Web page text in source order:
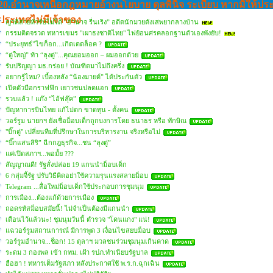
อํานาจเหนือกฎหมายอ้างนโยบาย ดุลพินิจ ระเบียบ หากมิให้ป
ระเทศไม่มีเจ้าของ
ญาติส่ายหัวรับไม่ได้ “อำนาจ รื่นเริง” อดีตนักมวยดังเสพยากลางบ้าน
กรรมติดจรวด ทหารเขมร "เผาธงชาติไทย" ไฟย้อนศรคลอกฐานตัวเองพังยับ!
“ประยุทธ์”ไขก็อก...เกิดเดดล็อค ?
“ตู่ใหญ่” ท้า “ลุงตู่”...คุณยอมออก – ผมออกด้วย
รับปริญญา มธ.กร่อย ! บัณฑิตมาไม่ถึงครึ่ง
อยากรู้ไหม? เบื้องหลัง “น้องมายด์” ได้ประกันตัว
เปิดตัวมือกราฟฟิก เยาวชนปลดแอก
รวบแล้ว ! แก๊ง “ไอ้ฟลุ๊ค”
ปัญหาการบินไทย แก้ไม่ตก ขาดทุน - ตั้งคน
วอร์รูม นายกฯ ยังเชื่อม็อบเด็กถูกบงการโดย ธนาธร หรือ ทักษิณ
"บิ๊กตู่" เปลี่ยนทีมที่ปรึกษาในการบริหารงาน จริงหรือไม่
“บิ๊กแสนสิริ” ฉีกกฎธุรกิจ...ชน “ลุงตู่”
แค่เปิดสภาฯ...พอมั้ย ???
สัญญาณดี! รัฐสั่งปล่อย 19 แกนนำม็อบเด็ก
6 กลุ่มจี้รัฐ ปรับวิธีคิดอย่าใช้ความรุนแรงสลายม็อบ
Telegram ...สื่อใหม่ม็อบเด็กใช้ประกอบการชุมนุม
การเมือง...ต้องแก้ด้วยการเมือง
ถอดรหัสม็อบสมัยนี้! ไม่จำเป็นต้องมีแกนนำ
เตือนไว้แล้วนะ! ชุมนุมวันนี้ ตำรวจ "โดนแกง" แน่!
แฉวอร์รูมสถานการณ์ มีการพูด 3 เงื่อนไขสยบม็อบ
วอร์รูมอำนาจ...ช็อก! 15 ตุลาฯ มวลชนร่วมชุมนุมเกินคาด
ระดม 3 กองพล เข้า กทม. เฝ้า รปภ.ทำเนียบรัฐบาล
ฮือฮา ! ทหารเต็มรัฐสภา หลังประกาศใช้ พ.ร.ก.ฉุกเฉิน